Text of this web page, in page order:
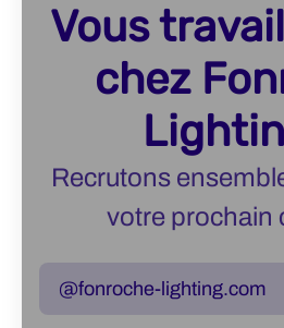
Vous
chez
Recrutons
votre prochain
@fonroche-lighting.com